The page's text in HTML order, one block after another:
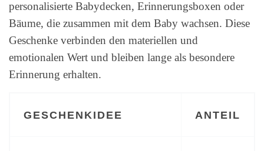
personalisierte Babydecken, Erinnerungsboxen oder
Bäume, die zusammen mit dem Baby wachsen. Diese
Geschenke verbinden den materiellen und
emotionalen Wert und bleiben lange als besondere
Erinnerung erhalten.
GESCHENKIDEE ANTEIL